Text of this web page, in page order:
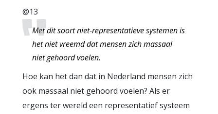
@13
Met dit soort niet-representatieve systemen is
het niet vreemd dat mensen zich massaal
niet gehoord voelen.
Hoe kan het dan dat in Nederland mensen zich
ook massaal niet gehoord voelen? Als er
ergens ter wereld een representatief systeem